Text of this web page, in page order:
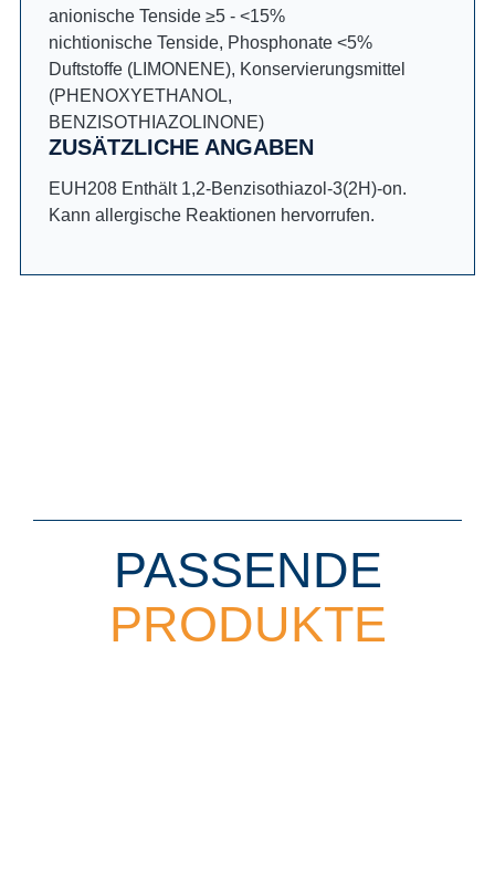
anionische Tenside ≥5 - <15%
nichtionische Tenside, Phosphonate <5%
Duftstoffe (LIMONENE), Konservierungsmittel
(PHENOXYETHANOL,
BENZISOTHIAZOLINONE)
ZUSÄTZLICHE ANGABEN
EUH208 Enthält 1,2-Benzisothiazol-3(2H)-on.
Kann allergische Reaktionen hervorrufen.
PASSENDE
PRODUKTE